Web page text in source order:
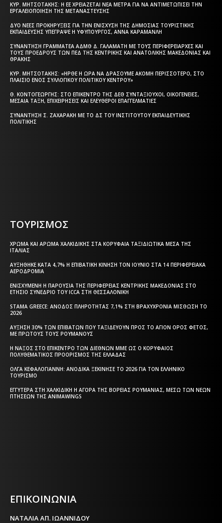
ΚΥΡ. ΜΗΤΣΟΤΆΚΗΣ: Η ΕΕ ΧΡΕΙΆΖΕΤΑΙ ΝΈΑ ΜΈΤΡΑ ΓΙΑ ΝΑ ΑΝΤΙΜΕΤΩΠΊΣΕΙ ΤΗΝ
ΕΡΓΑΛΕΙΟΠΟΊΗΣΗ ΤΗΣ ΜΕΤΑΝΆΣΤΕΥΣΗΣ
ΔΎΟ ΝΈΕΣ ΠΡΟΚΗΡΎΞΕΙΣ ΓΙΑ ΤΗΝ ΕΝΊΣΧΥΣΗ ΤΗΣ ΔΗΜΌΣΙΑΣ ΤΟΥΡΙΣΤΙΚΉΣ
ΕΚΠΑΊΔΕΥΣΗΣ ΥΠΈΓΡΑΨΕ Η ΥΦΥΠΟΥΡΓΌΣ, ΆΝΝΑ ΚΑΡΑΜΑΝΛΉ
ΣΥΝΆΝΤΗΣΗ ΓΡΑΜΜΑΤΈΑ ΑΔΜΘ Δ. ΓΑΛΑΜΆΤΗ ΜΕ ΤΟΥΣ ΠΕΡΙΦΕΡΕΙΆΡΧΕΣ ΚΑΙ
ΤΟΥΣ ΠΡΟΈΔΡΟΥΣ ΤΩΝ ΠΕΔ ΤΗΣ ΚΕΝΤΡΙΚΉΣ ΚΑΙ ΑΝΑΤΟΛΙΚΉΣ ΜΑΚΕΔΟΝΊΑΣ ΚΑΙ
ΘΡΆΚΗΣ
ΚΥΡ. ΜΗΤΣΟΤΆΚΗΣ: «ΉΡΘΕ Η ΏΡΑ ΝΑ ΔΡΆΣΟΥΜΕ ΑΚΌΜΗ ΠΕΡΙΣΣΌΤΕΡΟ, ΣΤΟ
ΠΛΑΊΣΙΟ ΕΝΌΣ ΣΥΛΛΟΓΙΚΟΎ ΠΟΛΙΤΙΚΟΎ ΚΈΝΤΡΟΥ»
Θ. ΚΟΝΤΟΓΕΏΡΓΗΣ: ΣΤΟ ΕΠΊΚΕΝΤΡΟ ΤΗΣ ΔΕΘ ΣΥΝΤΑΞΙΟΎΧΟΙ, ΟΙΚΟΓΈΝΕΙΕΣ,
ΜΕΣΑΊΑ ΤΆΞΗ, ΕΠΙΧΕΙΡΉΣΕΙΣ ΚΑΙ ΕΛΕΎΘΕΡΟΙ ΕΠΑΓΓΕΛΜΑΤΊΕΣ
ΣΥΝΆΝΤΗΣΗ Σ. ΖΑΧΑΡΆΚΗ ΜΕ ΤΟ ΔΣ ΤΟΥ ΙΝΣΤΙΤΟΎΤΟΥ ΕΚΠΑΙΔΕΥΤΙΚΉΣ
ΠΟΛΙΤΙΚΉΣ
ΤΟΥΡΙΣΜΟΣ
ΧΡΏΜΑ ΚΑΙ ΆΡΩΜΑ ΧΑΛΚΙΔΙΚΉΣ ΣΤΑ ΚΟΡΥΦΑΊΑ ΤΑΞΙΔΙΩΤΙΚΆ ΜΈΣΑ ΤΗΣ
ΙΤΑΛΊΑΣ
ΑΥΞΉΘΗΚΕ ΚΑΤΆ 4,7% Η ΕΠΙΒΑΤΙΚΉ ΚΊΝΗΣΗ ΤΟΝ ΙΟΎΝΙΟ ΣΤΑ 14 ΠΕΡΙΦΕΡΕΙΑΚΆ
ΑΕΡΟΔΡΌΜΙΑ
ΕΝΙΣΧΥΜΈΝΗ Η ΠΑΡΟΥΣΊΑ ΤΗΣ ΠΕΡΙΦΈΡΕΙΑΣ ΚΕΝΤΡΙΚΉΣ ΜΑΚΕΔΟΝΊΑΣ ΣΤΟ
ΕΤΉΣΙΟ ΣΥΝΈΔΡΙΟ ΤΟΥ ICCA ΣΤΗ ΘΕΣΣΑΛΟΝΊΚΗ
STAMA GREECE: ΆΝΟΔΟΣ ΠΛΗΡΌΤΗΤΑΣ 7,1% ΣΤΗ ΒΡΑΧΥΧΡΌΝΙΑ ΜΊΣΘΩΣΗ ΤΟ
2026
ΑΎΞΗΣΗ 30% ΤΩΝ ΕΠΙΒΑΤΏΝ ΠΟΥ ΤΑΞΙΔΕΎΟΥΝ ΠΡΟΣ ΤΟ ΆΓΙΟΝ ΌΡΟΣ ΦΈΤΟΣ,
ΜΕ ΠΡΏΤΟΥΣ ΤΟΥΣ ΡΟΥΜΆΝΟΥΣ
Η ΝΆΞΟΣ ΣΤΟ ΕΠΊΚΕΝΤΡΟ ΤΩΝ ΔΙΕΘΝΏΝ ΜΜΕ ΩΣ Ο ΚΟΡΥΦΑΊΟΣ
ΠΟΛΥΘΕΜΑΤΙΚΌΣ ΠΡΟΟΡΙΣΜΌΣ ΤΗΣ ΕΛΛΆΔΑΣ
ΌΛΓΑ ΚΕΦΑΛΟΓΙΆΝΝΗ: ΑΝΟΔΙΚΆ ΞΕΚΊΝΗΣΕ ΤΟ 2026 ΓΙΑ ΤΟΝ ΕΛΛΗΝΙΚΌ
ΤΟΥΡΙΣΜΌ
ΕΓΓΎΤΕΡΑ ΣΤΗ ΧΑΛΚΙΔΙΚΉ Η ΑΓΟΡΆ ΤΗΣ ΒΌΡΕΙΑΣ ΡΟΥΜΑΝΊΑΣ, ΜΈΣΩ ΤΩΝ ΝΈΩΝ
ΠΤΉΣΕΩΝ ΤΗΣ ANIMAWINGS
ΕΠΙΚΟΙΝΩΝΙΑ
ΝΑΤΑΛΙΑ ΑΠ. ΙΩΑΝΝΙΔΟΥ